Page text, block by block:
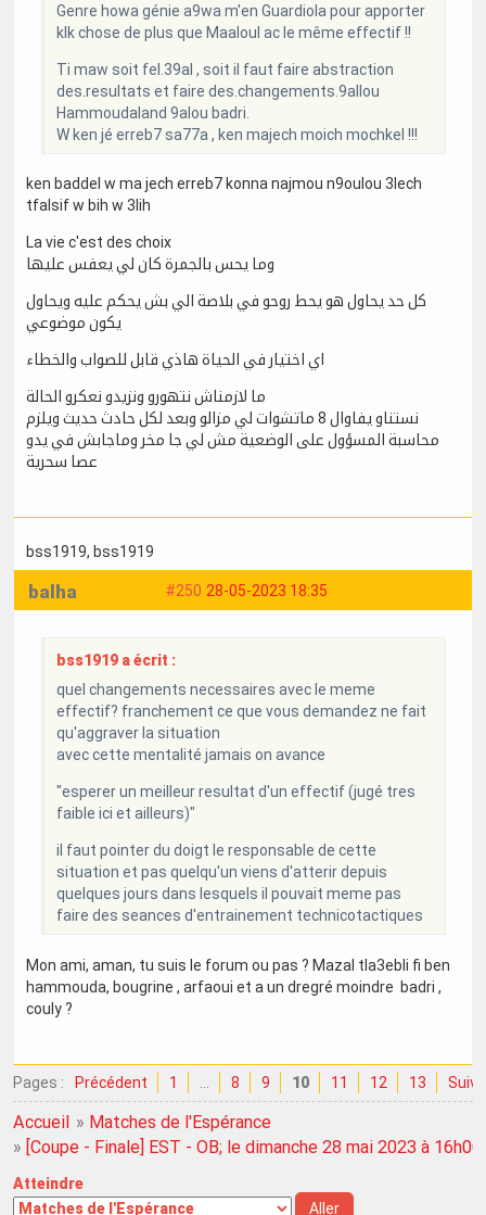
Genre howa génie a9wa m'en Guardiola pour apporter
klk chose de plus que Maaloul ac le même effectif !!
Ti maw soit fel.39al , soit il faut faire abstraction
des.resultats et faire des.changements.9allou
Hammoudaland 9alou badri.
W ken jé erreb7 sa77a , ken majech moich mochkel !!!
ken baddel w ma jech erreb7 konna najmou n9oulou 3lech
tfalsif w bih w 3lih
La vie c'est des choix
وما يحس بالجمرة كان لي يعفس عليها
كل حد يحاول هو يحط روحو في بلاصة الي بش يحكم عليه ويحاول
يكون موضوعي
اي اختيار في الحياة هاذي قابل للصواب والخطاء
ما لازمناش نتهورو ونزيدو نعكرو الحالة
نستناو يفاوال 8 ماتشوات لي مزالو وبعد لكل حادث حديث ويلزم
محاسبة المسؤول على الوضعية مش لي جا مخر وماجابش في يدو
عصا سحرية
bss1919, bss1919
#250 28-05-2023 18:35
balha
bss1919 a écrit :
quel changements necessaires avec le meme
effectif? franchement ce que vous demandez ne fait
qu'aggraver la situation
avec cette mentalité jamais on avance
"esperer un meilleur resultat d'un effectif (jugé tres
faible ici et ailleurs)"
il faut pointer du doigt le responsable de cette
situation et pas quelqu'un viens d'atterir depuis
quelques jours dans lesquels il pouvait meme pas
faire des seances d'entrainement technicotactiques
Mon ami, aman, tu suis le forum ou pas ? Mazal tla3ebli fi ben
hammouda, bougrine , arfaoui et a un dregré moindre badri ,
couly ?
Pages : Précédent 1 8 9 10 11 12 13
Accueil » Matches de l'Espérance
» [Coupe - Finale] EST - OB; le dimanche 28 mai 2023 à 16h00
Atteindre